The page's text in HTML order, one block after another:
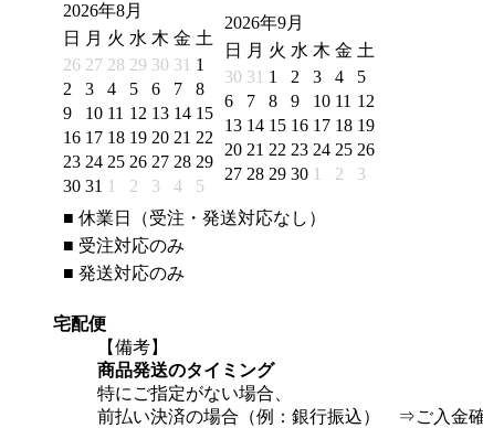
2026年8月
日
月 火 水 木 金 土
26 27 28 29 30 31 1
2
3 4 5 6 7
8
9
10 11 12 13 14 15
16 17 18 19 20 21 22
23 24 25 26 27 28 29
30 31 1 2 3 4 5
2026年9月
日
月 火 水 木 金 土
30 31 1 2 3 4
5
6
7 8 9 10 11 12
13 14 15 16 17 18 19
20 21 22 23 24 25 26
27 28 29 30 1 2 3
■ 休業日（受注・発送対応なし）
■ 受注対応のみ
■ 発送対応のみ
宅配便
【備考】
商品発送のタイミング
特にご指定がない場合、
前払い決済の場合（例：銀行振込） ⇒ご入金確